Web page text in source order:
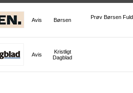
Avis Børsen Prøv Børsen
Avis
Kristligt
Dagblad